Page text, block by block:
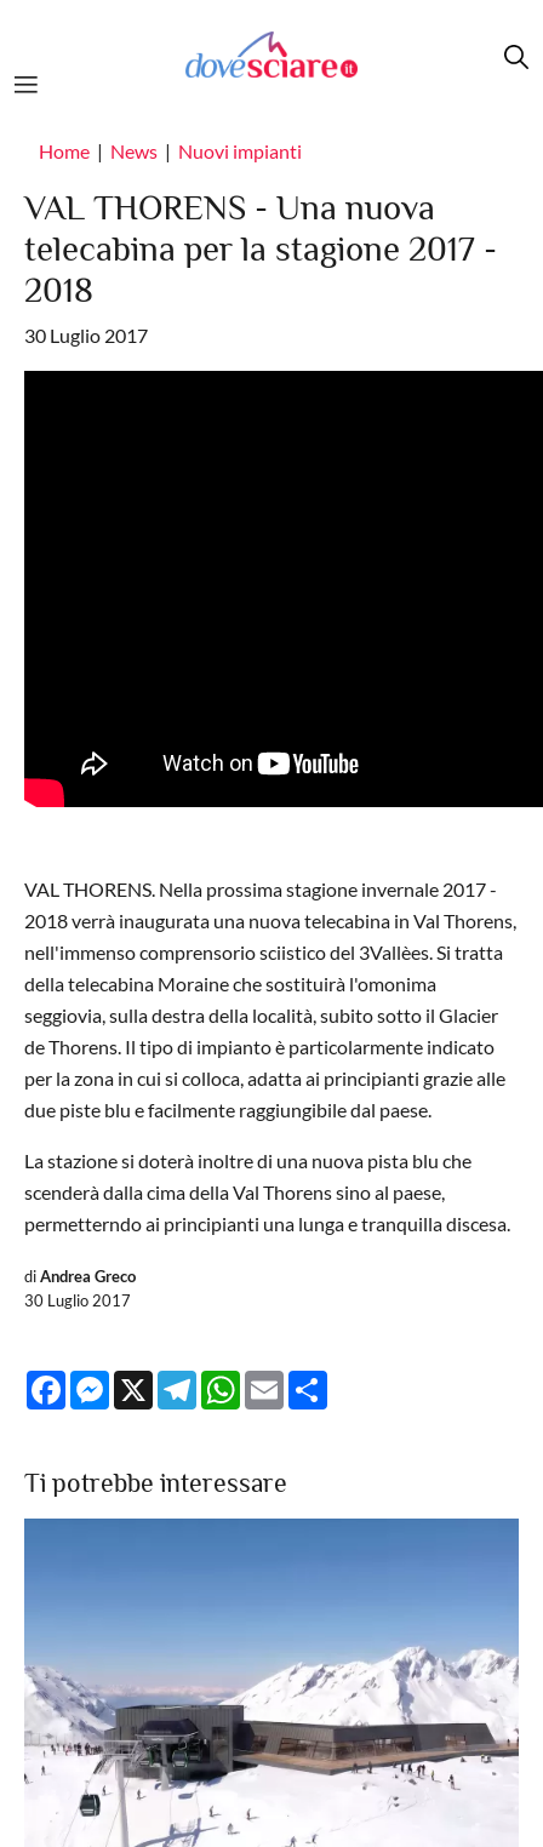
Home News Nuovi impianti
VAL THORENS - Una nuova
telecabina per la stagione 2017 -
2018
30 Luglio 2017
VAL THORENS. Nella prossima stagione invernale 2017 -
2018 verrà inaugurata una nuova telecabina in Val Thorens,
nell'immenso comprensorio sciistico del 3Vallèes. Si tratta
della telecabina Moraine che sostituirà l'omonima
seggiovia, sulla destra della località, subito sotto il Glacier
de Thorens. Il tipo di impianto è particolarmente indicato
per la zona in cui si colloca, adatta ai principianti grazie alle
due piste blu e facilmente raggiungibile dal paese.
La stazione si doterà inoltre di una nuova pista blu che
scenderà dalla cima della Val Thorens sino al paese,
permetterndo ai principianti una lunga e tranquilla discesa.
diAndrea Greco
30 Luglio 2017
FacebookMessenger
X TelegramWhatsApp
Email
Ti potrebbe interessare